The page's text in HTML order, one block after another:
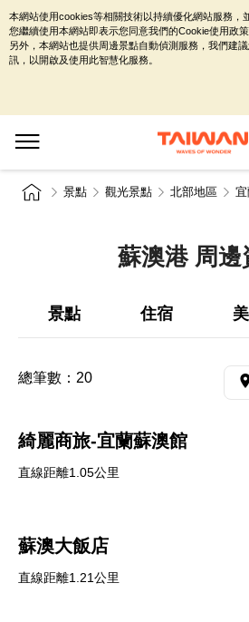
景點 觀光景點 北部地區
蘇澳港 周邊
景點 住宿
總筆數： 20
綺麗商旅-宜蘭蘇澳館
直線距離1.05公里
蘇澳大飯店
直線距離1.21公里
本網站使用cookies等相關技術以持續優化網站服務，
您繼續使用本網站即表示您同意我們的Cookie使用政策
另外，本網站也提供周邊景點自動偵測服務，我們建
訊，以開啟及使用此智慧化服務。